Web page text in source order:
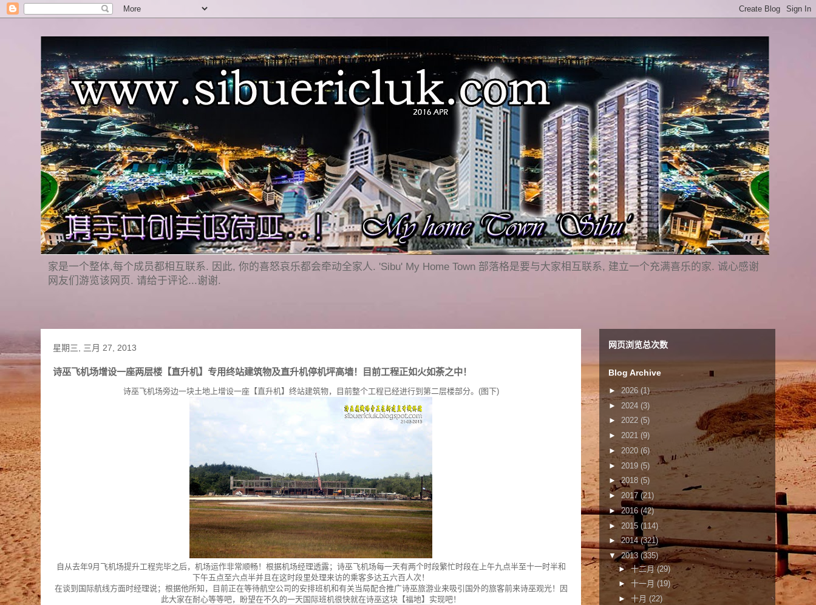
家是一个整体,每个成员都相互联系. 因此, 你的喜怒哀乐都会牵动全家人. 'Sibu' My Home Town 部落格是要与大家相互联系, 建立一个充满喜乐的家. 诚心感谢
网友们游览该网页. 请给于评论...谢谢.
星期三, 三月 27, 2013
诗巫飞机场增设一座两层楼【直升机】专用终站建筑物及直升机停机坪高墙！目前工程正如火如荼之中！
诗巫飞机场旁边一块土地上增设一座【直升机】终站建筑物，目前整个工程已经进行到第二层楼部分。(图下)
自从去年9月飞机场提升工程完毕之后，机场运作非常顺畅！根据机场经理透露；诗巫飞机场每一天有两个时段繁忙时段在上午九点半至十一时半和
下午五点至六点半并且在这时段里处理来访的乘客多达五六百人次！
在谈到国际航线方面时经理说；根据他所知，目前正在等待航空公司的安排班机和有关当局配合推广诗巫旅游业来吸引国外的旅客前来诗巫观光！因
此大家在耐心等等吧，盼望在不久的一天国际班机很快就在诗巫这块【福地】实现吧！
网页浏览总次数
Blog Archive
►2026 (1)
► 2024 (3)
► 2022 (5)
► 2021 (9)
► 2020 (6)
► 2019 (5)
►2018 (5)
► 2017 (21)
►2016(42)
►2015 (114)
►2014(321)
▼2013 (335)
►十二月(29)
► 十一月 (19)
► 十月 (22)